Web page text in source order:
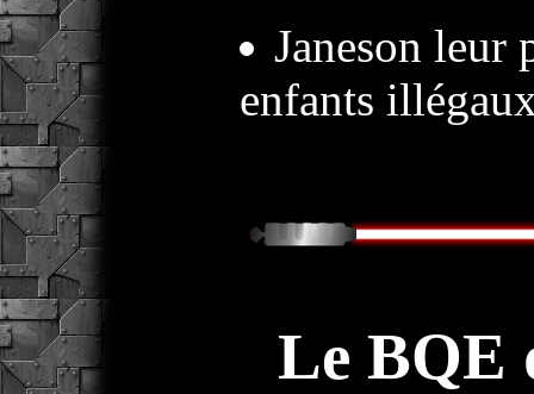
Janeson leur
enfants
Le BQE